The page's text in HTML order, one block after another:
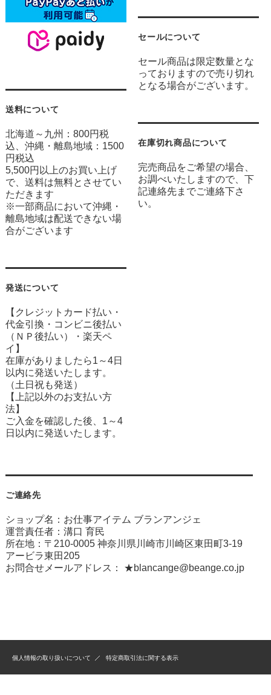
送料について
北海道～九州：800円税
込、沖縄・離島地域：1500
円税込
5,500円以上のお買い上げ
で、送料は無料とさせてい
ただきます
※一部商品において沖縄・
離島地域は配送できない場
合がございます
発送について
【クレジットカード払い・
代金引換・コンビニ後払い
（ＮＰ後払い）・楽天ペ
イ】
在庫がありましたら1～4日
以内に発送いたします。
（土日祝も発送）
【上記以外のお支払い方
法】
ご入金を確認した後、1～4
日以内に発送いたします。
セールについて
セール商品は限定数量とな
っておりますので売り切れ
となる場合がございます。
在庫切れ商品について
完売商品をご希望の場合、
お調べいたしますので、下
記連絡先までご連絡下さ
い。
ご連絡先
ショップ名：お仕事アイテム ブランアンジェ
運営責任者：溝口 育民
所在地：〒210-0005 神奈川県川崎市川崎区東田町3-19
アービラ東田205
お問合せメールアドレス： ★blancange@beange.co.jp
個人情報の取り扱いについて 特定商取引法に関する表示